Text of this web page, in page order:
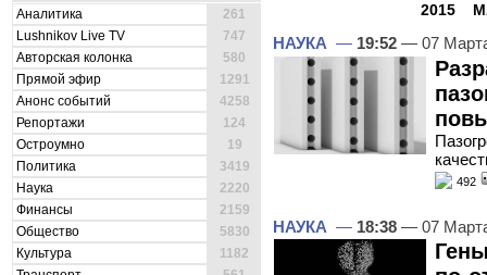
Аналитика
261
Lushnikov Live TV
747
Авторская колонка
580
Прямой эфир
1291
Анонс событий
4258
Репортажи
124
Остроумно
19
Политика
3419
Наука
2220
Финансы
2159
Общество
5830
Культура
1182
2015
НАУКА — 19:52 — 07
492
НАУКА — 18:38 — 07